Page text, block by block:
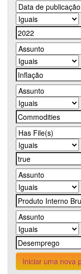
Iniciar uma nova